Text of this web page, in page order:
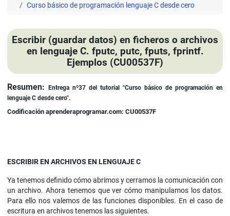
Curso básico de programación lenguaje C desde cero
Escribir (guardar datos) en ficheros o archivos
en lenguaje C. fputc, putc, fputs, fprintf.
Ejemplos (CU00537F)
Detalles
Resumen:
Entrega nº37 del tutorial "Curso básico de programación en
lenguaje C desde cero".
Codificación aprenderaprogramar.com: CU00537F
ESCRIBIR EN ARCHIVOS EN LENGUAJE C
Ya tenemos definido cómo abrimos y cerramos la comunicación con
un archivo. Ahora tenemos que ver cómo manipulamos los datos.
Para ello nos valemos de las funciones disponibles. En el caso de
escritura en archivos tenemos las siguientes.